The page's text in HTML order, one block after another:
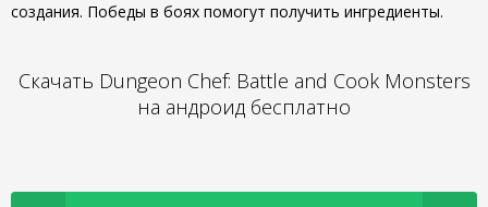
создания. Победы в боях помогут получить ингредиенты.
Скачать Dungeon Chef: Battle and Cook Monsters
на андроид бесплатно